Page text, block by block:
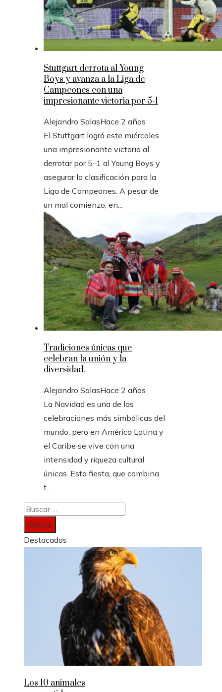
Stuttgart derrota al Young
Boys y avanza a la Liga de
Campeones con una
impresionante victoria por 5-1
Alejandro SalasHace 2 años
El Stuttgart logró este miércoles
una impresionante victoria al
derrotar por 5-1 al Young Boys y
asegurar la clasificación para la
Liga de Campeones. A pesar de
un mal comienzo, en...
Tradiciones únicas que
celebran la unión y la
diversidad.
Alejandro SalasHace 2 años
La Navidad es una de las
celebraciones más simbólicas del
mundo, pero en América Latina y
el Caribe se vive con una
intensidad y riqueza cultural
únicas. Esta fiesta, que combina
t...
Buscar:
Destacados
Los 10 animales